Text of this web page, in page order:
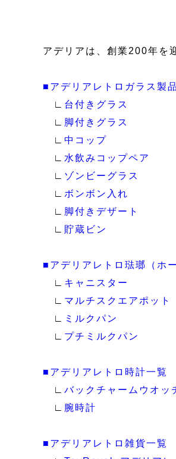
アデリアは、創業200年を
■アデリアレトロガラス製
∟ 台付きグラス
∟ 脚付きグラス
∟ 中コップ
∟ 水飲みコップペア
∟ ゾンビーグラス
∟ ボンボン入れ
∟ 脚付きデザート
∟ 貯蔵ビン
■アデリアレトロ琺瑯（ホ
∟ キャニスター
∟ マルチスクエアポット
∟
ミルクパン
∟ プチミルクパン
■アデリアレトロ時計一覧
∟ バックチャームウオッ
∟ 腕時計
■アデリアレトロ雑貨一覧